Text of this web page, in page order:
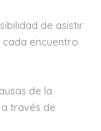
de asistir
encuentro
de la
través de